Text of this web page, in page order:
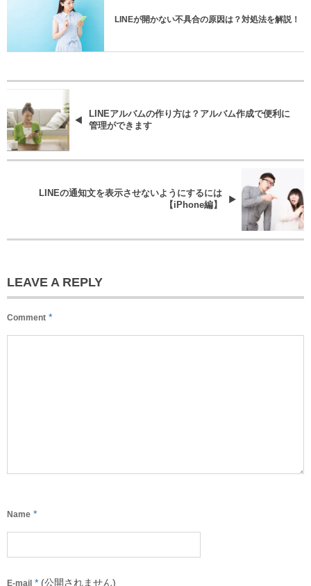
LINEが開かない不具合の原因は？対処法を解説！
LINEアルバムの作り方は？アルバム作成で便利に
管理ができます
LINEの通知文を表示させないようにするには
【iPhone編】
LEAVE A REPLY
Comment *
Name *
E-mail * (公開されません)